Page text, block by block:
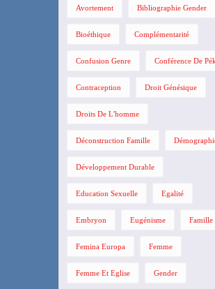
Avortement Bibliographie Gender
Bioéthique Complémentarité
Confusion Genre Conférence De
Contraception Droit Génésique
Droits De L'homme
Déconstruction Famille
Développement Durable
Education Sexuelle Egalité
Embryon Eugénisme Famille
Femina Europa Femme
Femme Et Eglise Gender